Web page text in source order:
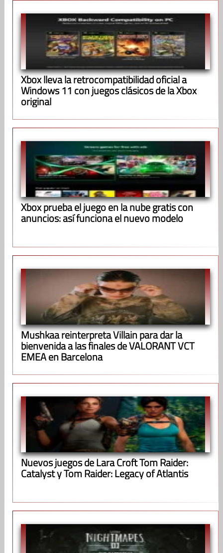
Xbox lleva la retrocompatibilidad oficial a
Windows 11 con juegos clásicos de la Xbox
original
Xbox prueba el juego en la nube gratis con
anuncios: así funciona el nuevo modelo
Mushkaa reinterpreta Villain para dar la
bienvenida a las finales de VALORANT VCT
EMEA en Barcelona
Nuevos juegos de Lara Croft Tom Raider:
Catalyst y Tom Raider: Legacy of Atlantis